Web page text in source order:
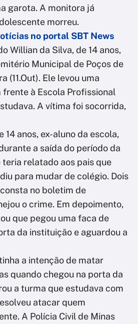
garota. A monitora já
morreu.
no portal SBT News
Willian da Silva, de 14 anos,
Municipal de Poços de
(11.Out). Ele levou uma
à Escola Profissional
A vítima foi socorrida,
14 anos, ex-aluno da escola,
a saída do período da
teria relatado aos pais que
para mudar de colégio. Dois
no boletim de
o crime. Em depoimento,
que pegou uma faca de
da instituição e aguardou a
a intenção de matar
quando chegou na porta da
a turma que estudava com
atacar quem
A Polícia Civil de Minas